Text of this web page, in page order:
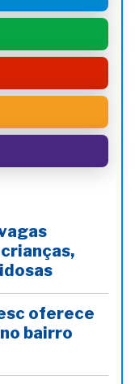
oferece
bairro